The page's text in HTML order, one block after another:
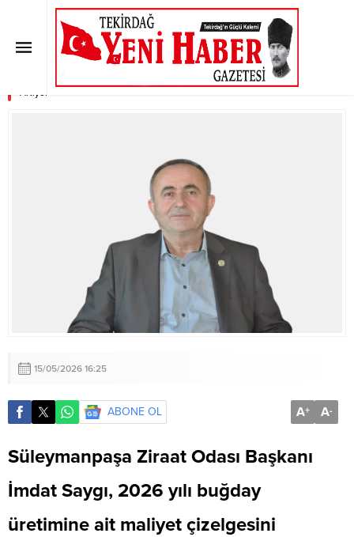
İmdat Saygı: “Çiftçinin Maliyeti
Her Geçen Gün Artıyor”
İmdat Saygı: “Çiftçinin Maliyeti Her Geçen Gün
Artıyor”
15/05/2026 16:25
ABONE OL A+ A-
Süleymanpaşa Ziraat Odası Başkanı
İmdat Saygı, 2026 yılı buğday
üretimine ait maliyet çizelgesini